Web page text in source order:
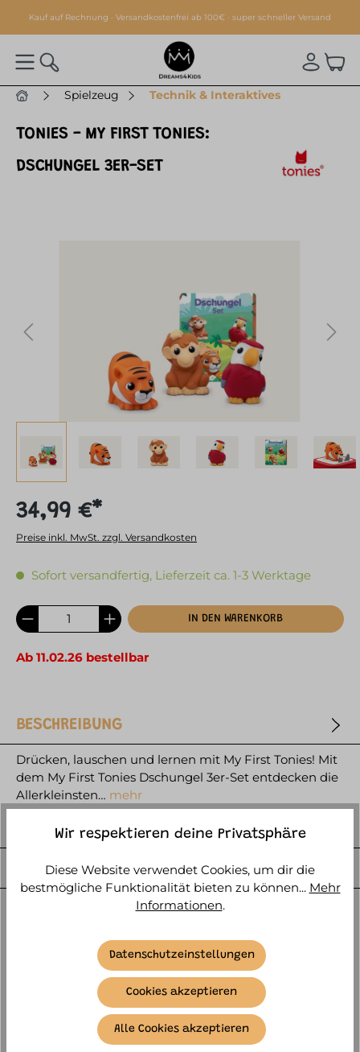
springen
Kauf auf Rechnung · Versandkostenfrei ab 100€ · super schneller Versand
Spielzeug Technik & Interaktives
TONIES - MY FIRST TONIES:
DSCHUNGEL 3ER-SET
34,99 €*
Preise inkl. MwSt. zzgl. Versandkosten
Sofort versandfertig, Lieferzeit ca. 1-3 Werktage
IN DEN WARENKORB
Ab 11.02.26 bestellbar
BESCHREIBUNG
Drücken, lauschen und lernen mit My First Tonies! Mit
dem My First Tonies Dschungel 3er-Set entdecken die
Allerkleinsten… mehr
HERSTELLER
WEITERE ARTIKELINFOS
Wir respektieren deine Privatsphäre
Diese Website verwendet Cookies, um dir die
bestmögliche Funktionalität bieten zu können... Mehr
Informationen.
Datenschutzeinstellungen
Cookies akzeptieren
Alle Cookies akzeptieren